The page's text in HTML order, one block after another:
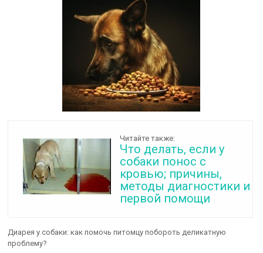
Читайте также:
Что делать, если у
собаки понос с
кровью; причины,
методы диагностики и
первой помощи
Диарея у собаки: как помочь питомцу побороть деликатную
проблему?